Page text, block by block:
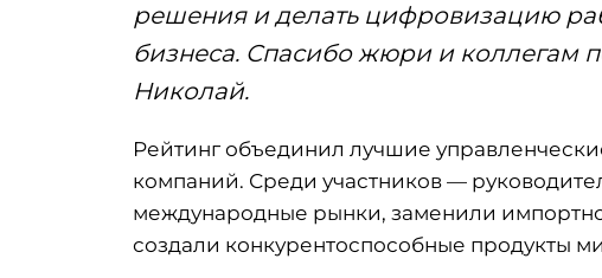
решения и делать цифровизацию
бизнеса. Спасибо жюри и коллегам
Николай.
Рейтинг объединил лучшие
компаний. Среди участников —
международные рынки, заменили
создали конкурентоспособные продукты